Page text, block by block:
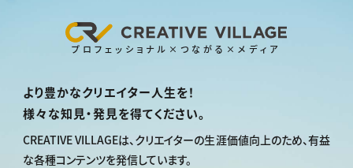
プロフェッショナル×つながる×メディア
より豊かなクリエイター人生を！
様々な知見・発見を得てください。
CREATIVE VILLAGEは、 クリエイターの生涯価値向上のため、有益
な各種コンテンツを発信しています。